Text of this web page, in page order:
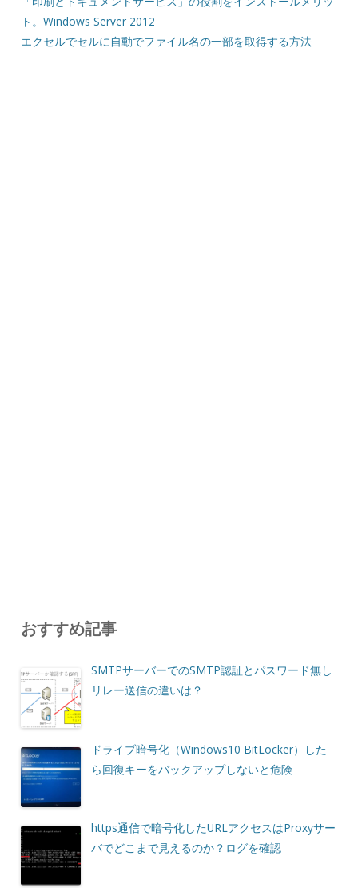
ト。Windows Server 2012
エクセルでセルに自動でファイル名の一部を取得する方法
おすすめ記事
SMTPサーバーでのSMTP認証とパスワード無し
リレー送信の違いは？
ドライブ暗号化（Windows10 BitLocker）した
ら回復キーをバックアップしないと危険
https通信で暗号化したURLアクセスはProxyサー
バでどこまで見えるのか？ログを確認